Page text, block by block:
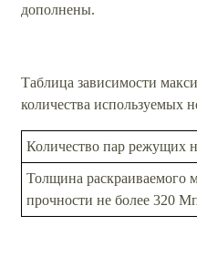
дополнены.
Таблица зависимости
количества используемых
Количество пар режущих
Толщина раскраиваемого
прочности не более 320